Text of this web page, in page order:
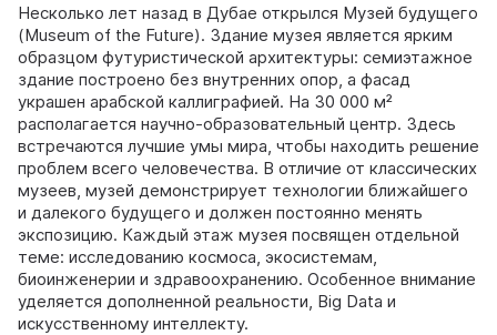
Несколько лет назад в Дубае открылся Музей будущего
(Museum of the Future). Здание музея является ярким
образцом футуристической архитектуры: семиэтажное
здание построено без внутренних опор, а фасад
украшен арабской каллиграфией. На 30 000 м²
располагается научно-образовательный центр. Здесь
встречаются лучшие умы мира, чтобы находить решение
проблем всего человечества. В отличие от классических
музеев, музей демонстрирует технологии ближайшего
и далекого будущего и должен постоянно менять
экспозицию. Каждый этаж музея посвящен отдельной
теме: исследованию космоса, экосистемам,
биоинженерии и здравоохранению. Особенное внимание
уделяется дополненной реальности, Big Data и
искусственному интеллекту.